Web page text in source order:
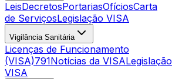
LeisDecretosPortariasOfíciosCarta
de ServiçosLegislação VISA
Vigilância Sanitária
Licenças de Funcionamento
(VISA)791Notícias da VISALegislação
VISA